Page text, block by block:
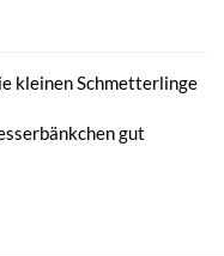
kleinen Schmetterlinge
gut